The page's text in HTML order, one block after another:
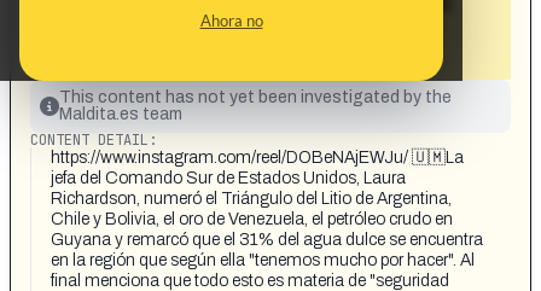
Ahora no
Chile, Bolivia, Venezuela, Nicaragua y
This content has not yet been investigated by the
Maldita.es team
CONTENT DETAIL:
https://www.instagram.com/reel/DOBeNAjEWJu/ 🇺🇲La
jefa del Comando Sur de Estados Unidos, Laura
Richardson, numeró el Triángulo del Litio de Argentina,
Chile y Bolivia, el oro de Venezuela, el petróleo crudo en
Guyana y remarcó que el 31% del agua dulce se encuentra
en la región que según ella "tenemos mucho por hacer". Al
final menciona que todo esto es materia de "seguridad